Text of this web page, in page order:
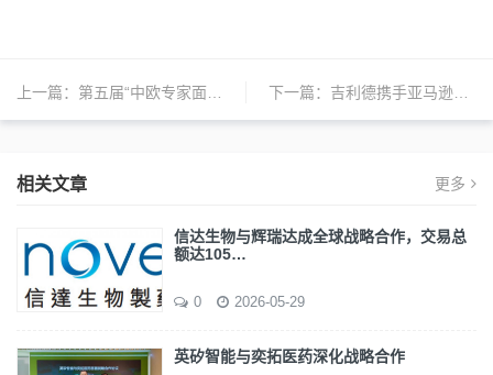
上一篇： 第五届“中欧专家面对面”帕金森病学术会议顺利召开 下一篇： 吉利德携手亚马逊云科技加速新药研发交付
相关文章 更多
信达生物与辉瑞达成全球战略合作，交易总
额达105…
0 2026-05-29
英矽智能与奕拓医药深化战略合作